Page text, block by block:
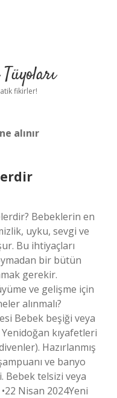
fikirler!
alınır
Bebeklerin en
uyku, sevgi ve
Bu ihtiyaçları
bir bütün
gerekir.
ve gelişme için
alınmalı?
Bebek beşiği veya
kıyafetleri
Hazırlanmış
ve banyo
Bebek telsizi veya
Nisan 2024Yeni